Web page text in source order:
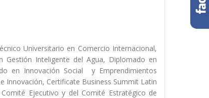
Universitario en Comercio Internacional,
Gestión Inteligente del Agua, Diplomado en
en Innovación Social y Emprendimientos
Innovación, Certificate Business Summit Latin
Ejecutivo y del Comité Estratégico de